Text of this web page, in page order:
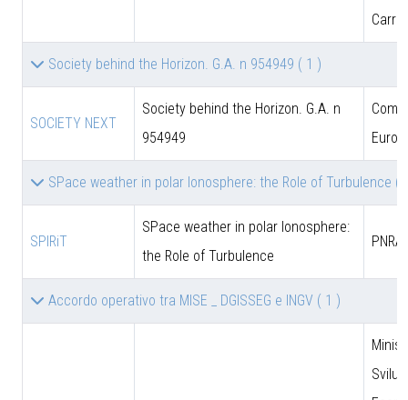
Society behind the Horizon. G.A. n 954949 ( 1 )
SOCIETY NEXT
Society behind the Horizon. G.A. n
954949
SPace weather in polar Ionosphere: the Role of Turbulence (
SPIRiT
SPace weather in polar Ionosphere:
the Role of Turbulence
PNRA
Accordo operativo tra MISE _ DGISSEG e INGV ( 1 )